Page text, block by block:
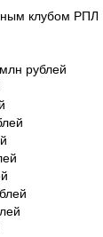
клубом РПЛ
рублей